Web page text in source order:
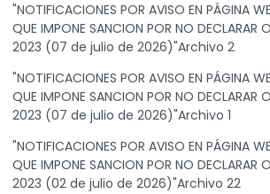
"NOTIFICACIONES POR AVISO EN PÁGINA
QUE IMPONE SANCION POR NO DECLARAR
2023 (07 de julio de 2026)"Archivo 2
"NOTIFICACIONES POR AVISO EN PÁGINA
QUE IMPONE SANCION POR NO DECLARAR
2023 (07 de julio de 2026)"Archivo 1
"NOTIFICACIONES POR AVISO EN PÁGINA
QUE IMPONE SANCION POR NO DECLARAR
2023 (02 de julio de 2026)"Archivo 22